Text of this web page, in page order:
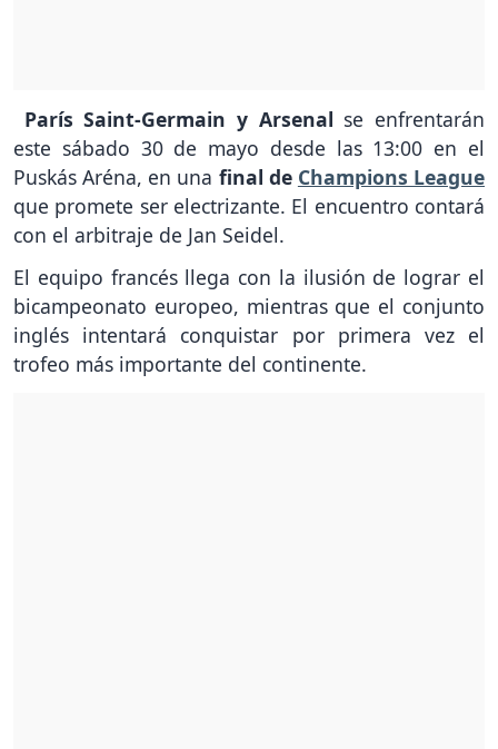
París Saint-Germain y Arsenal se enfrentarán
este sábado 30 de mayo desde las 13:00 en el
Puskás Aréna, en una final de Champions League
que promete ser electrizante. El encuentro contará
con el arbitraje de Jan Seidel.
El equipo francés llega con la ilusión de lograr el
bicampeonato europeo, mientras que el conjunto
inglés intentará conquistar por primera vez el
trofeo más importante del continente.